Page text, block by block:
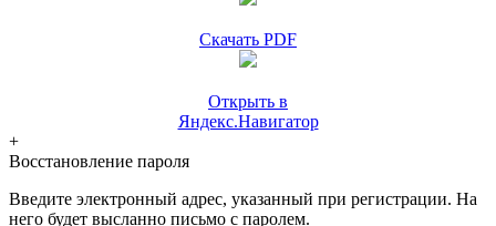
Скачать PDF
Открыть в
Яндекс.Навигатор
+
Восстановление пароля
Введите электронный адрес, указанный при регистрации. На
него будет высланно письмо с паролем.